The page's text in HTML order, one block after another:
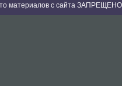
материалов с сайта